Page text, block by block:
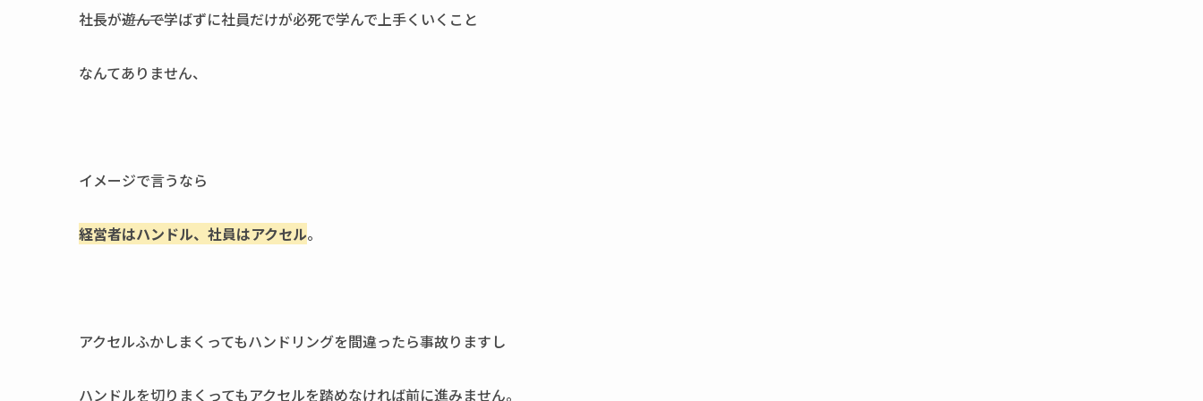
社長が遊んで学ばずに社員だけが必死で学んで上手くいくこと
なんてありません、
イメージで言うなら
経営者はハンドル、社員はアクセル。
アクセルふかしまくってもハンドリングを間違ったら事故りますし
ハンドルを切りまくってもアクセルを踏めなければ前に進みません。